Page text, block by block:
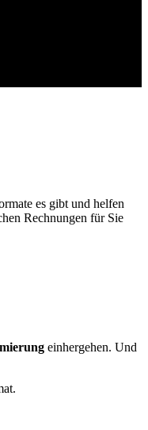
es gibt und helfen
Rechnungen für Sie
einhergehen. Und